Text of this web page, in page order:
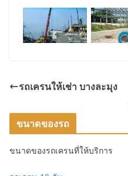
รถเครนให้เช่า บางละมุง
ขนาดของรถ
ขนาดของรถเครนที่ให้บริการ